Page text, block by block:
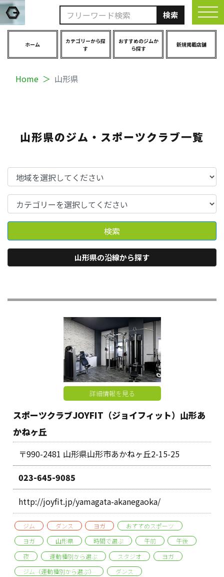
ホーム
カテゴリーから探
す
おすすめのジムか
ら探す
新規掲載店舗
Home 山形県
山形県のジム・スポーツクラブ一覧
検索
山形県の沿線から探す
詳細情報を見る
スポーツクラブJOYFIT（ジョイフィット）山形あ
かねヶ丘
〒990-2481 山形県山形市あかねヶ丘2-15-25
023-645-9085
http://joyfit.jp/yamagata-akanegaoka/
ジム ダンス ヨガ
おすすめスポーツ
ヨガ
山形県 時間で選ぶ 午前
午後
夜
運動種別から選ぶ スタジオ
ヨガ
ジム（運動種別から選ぶ）
ダンス